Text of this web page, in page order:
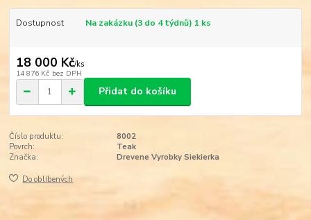
Dostupnost Na zakázku (3 do 4 týdnů) 1 ks
18 000 Kč/ks
14 876 Kč bez DPH
Přidat do košíku
Číslo produktu:
8002
Povrch:
Teak
Značka:
Drevene Vyrobky Siekierka
Do oblíbených